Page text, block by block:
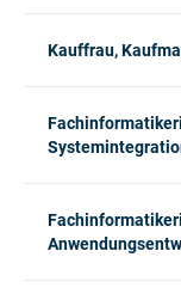
Kauffrau,